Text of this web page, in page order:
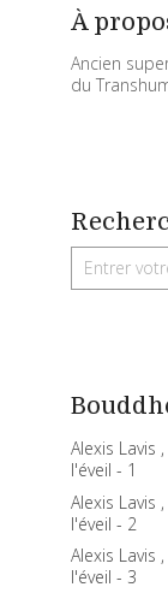
À
Ancien
du
Alexis Lavis
l'éveil - 1
Alexis Lavis
l'éveil - 2
Alexis Lavis
l'éveil - 3